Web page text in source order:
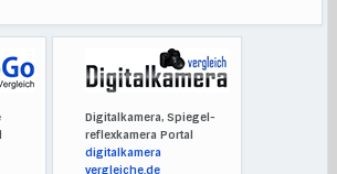
Digitalkamera, Spiegel-
reflexkamera Portal
digitalkamera
vergleiche.de